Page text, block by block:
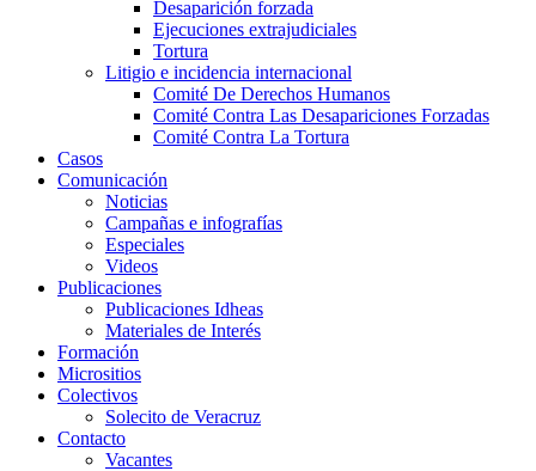
Desaparición forzada​
Ejecuciones extrajudiciales
Tortura
Litigio e incidencia internacional
Comité De Derechos Humanos​
Comité Contra Las Desapariciones Forzadas
Comité Contra La Tortura​
Casos
Comunicación
Noticias
Campañas e infografías
Especiales
Videos
Publicaciones
Publicaciones Idheas
Materiales de Interés
Formación
Micrositios
Colectivos
Solecito de Veracruz
Contacto
Vacantes